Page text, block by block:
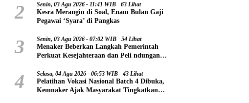
2 Senin, 03 Agu 2026 - 11:41 WIB 63 Lihat
Kesra Merangin di Soal, Enam Bulan Gaji
Pegawai ‘Syara’ di Pangkas
3 Senin, 03 Agu 2026 - 07:02 WIB 54 Lihat
Menaker Beberkan Langkah Pemerintah
Perkuat Kesejahteraan dan Peli ndungan
4 Selasa, 04 Agu 2026 - 06:53 WIB 43 Lihat
Pelatihan Vokasi Nasional Batch 4 Dibuka,
Kemnaker Ajak Masyarakat Tingkatkan